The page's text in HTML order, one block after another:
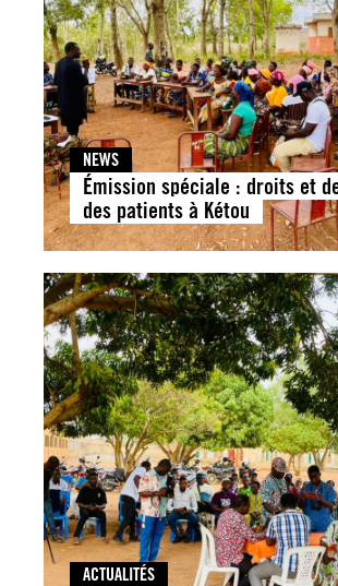
NEWS
Émission spéciale : droits et
des patients à Kétou
ACTUALITÉS